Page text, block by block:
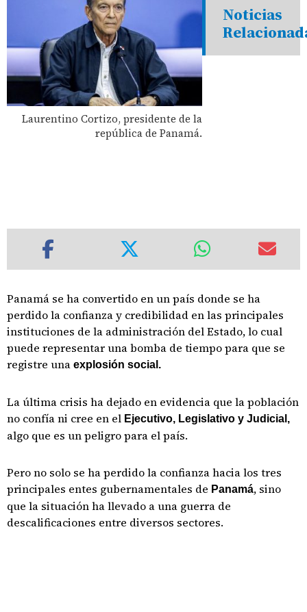
Laurentino Cortizo, presidente de la
república de Panamá.
Noticias
Panamá se ha convertido en un país donde se ha
perdido la confianza y credibilidad en las principales
instituciones de la administración del Estado, lo cual
puede representar una bomba de tiempo para que se
registre una explosión social.
La última crisis ha dejado en evidencia que la población
no confía ni cree en el Ejecutivo, Legislativo y Judicial,
algo que es un peligro para el país.
Pero no solo se ha perdido la confianza hacia los tres
principales entes gubernamentales de Panamá, sino
que la situación ha llevado a una guerra de
descalificaciones entre diversos sectores.